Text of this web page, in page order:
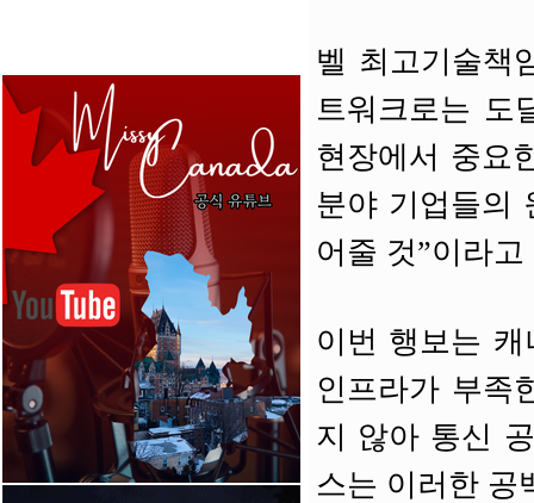
벨 최고기술책
트워크로는 도
현장에서 중요
분야 기업들의
어줄 것”이라
이번 행보는
인프라가 부족
지 않아 통신
스는 이러한 공